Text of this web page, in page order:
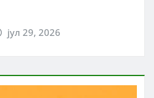
јул 29, 2026